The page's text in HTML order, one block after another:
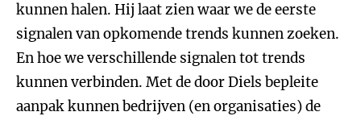
kunnen halen. Hij laat zien waar we de eerste
signalen van opkomende trends kunnen zoeken.
En hoe we verschillende signalen tot trends
kunnen verbinden. Met de door Diels bepleite
aanpak kunnen bedrijven (en organisaties) de